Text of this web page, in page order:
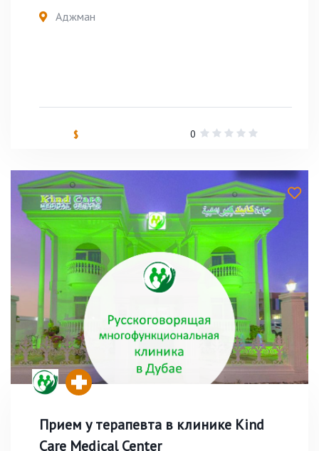
Аджман
$ 0
Прием у терапевта в клинике Kind
Care Medical Center